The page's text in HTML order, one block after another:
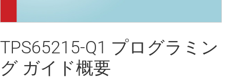
Video
TPS65215-Q1 プログラミン
グ ガイド概要